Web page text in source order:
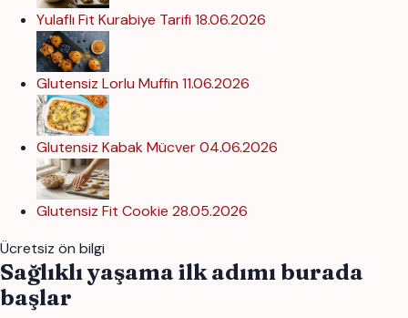
Yulaflı Fit Kurabiye Tarifi 18.06.2026
Glutensiz Lorlu Muffin 11.06.2026
Glutensiz Kabak Mücver04.06.2026
Glutensiz Fit Cookie 28.05.2026
Ücretsiz ön bilgi
Sağlıklı yaşama ilk adımı burada
başlar